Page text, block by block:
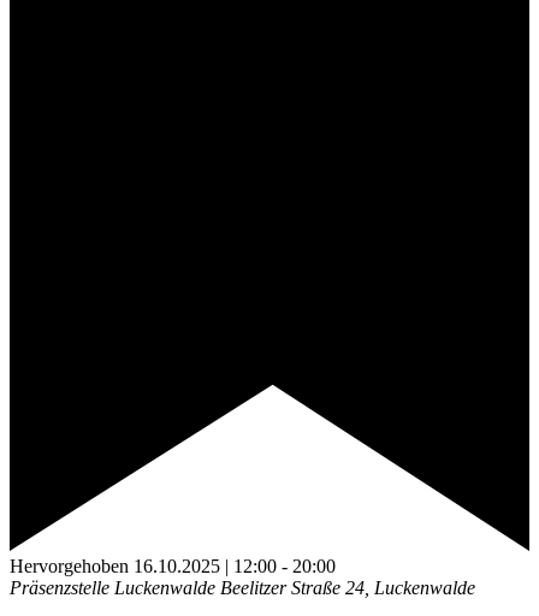
Hervorgehoben 16.10.2025 | 12:00 - 20:00
Präsenzstelle Luckenwalde Beelitzer Straße 24, Luckenwalde